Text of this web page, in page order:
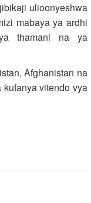
ulioonyeshwa
mabaya ya ardhi
thamani na ya
Afghanistan na
vitendo vya